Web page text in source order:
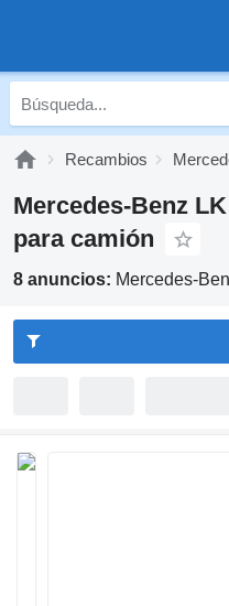
Recambios
Mercedes-Benz
para camión
8 anuncios: Mercedes-